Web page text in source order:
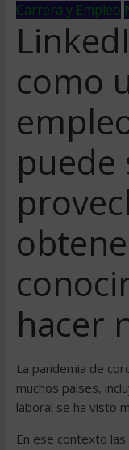
Carrera y Empleo
como
puede
hacer
La pandemia de
muchos países,
laboral se ha visto
En ese contexto